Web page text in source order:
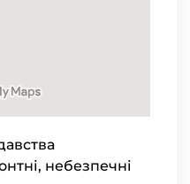
небезпечні